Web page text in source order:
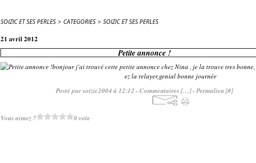
SOIZIC ET SES PERLES > CATEGORIES > SOIZIC ET SES PERLES
21 avril 2012
Petite annonce !
bonjour j'ai trouvé cette petite annonce chez Nina , je la trouve tres
ez la relayer,genial bonne journée
Posté par soizic2004 à 12:12 -Commentaires […]- Permalien [#]
Vous aimez ? 0 vote